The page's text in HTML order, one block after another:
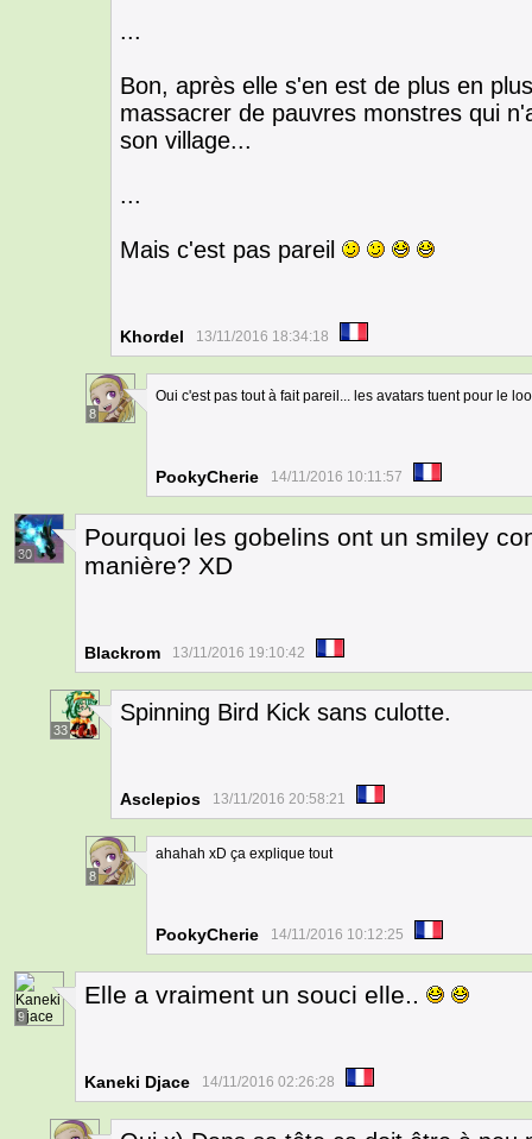
...
Bon, après elle s'en est de plus en
massacrer de pauvres monstres qui
son village...
...
Mais c'est pas pareil
Khordel 13/11/2016 18:34:18
8
Oui c'est pas tout à fait pareil... les avatars tuent pour le
PookyCherie 14/11/2016 10:11:57
30
Pourquoi les gobelins ont un smiley
manière? XD
Blackrom 13/11/2016 19:10:42
33
Spinning Bird Kick sans culotte.
Asclepios 13/11/2016 20:58:21
8
ahahah xD ça explique tout
PookyCherie 14/11/2016 10:12:25
9
Elle a vraiment un souci elle..
Kaneki Djace 14/11/2016 02:26:28